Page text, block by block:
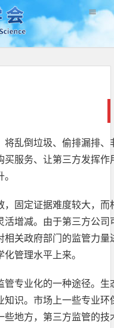
将乱倒垃圾、偷排漏排
服务、让第三方发挥作
，固定证据难度较大，
活增减。由于第三方公
相关政府部门的监管力
管理水平上来。
管专业化的一种途径。
知识。市场上一些专业
些地方，第三方监管的